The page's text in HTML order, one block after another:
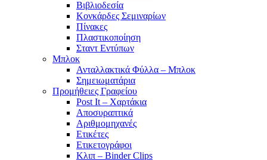
Βιβλιοδεσία
Κονκάρδες Σεμιναρίων
Πίνακες
Πλαστικοποίηση
Σταντ Εντύπων
Μπλοκ
Ανταλλακτικά Φύλλα – Μπλοκ
Σημειωματάρια
Προμήθειες Γραφείου
Post It – Χαρτάκια
Αποσυραπτικά
Αριθμομηχανές
Ετικέτες
Ετικετογράφοι
Κλιπ – Binder Clips